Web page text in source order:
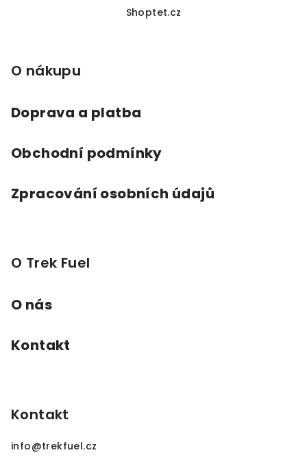
Shoptet.cz
O nákupu
Doprava a platba
Obchodní podmínky
Zpracování osobních údajů
O Trek Fuel
O nás
Kontakt
Kontakt
info@trekfuel.cz